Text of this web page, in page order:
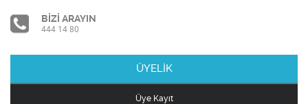
BİZİ ARAYIN
444 14 80
ÜYELİK
Üye Kayıt